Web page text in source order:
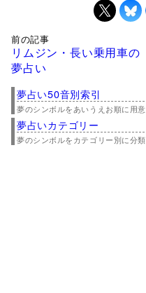
前の記事
リムジン・長い乗用車の
夢占い
夢占い50音別索引
夢のシンボルをあいうえお順に用意
夢占いカテゴリー
夢のシンボルをカテゴリー別に分類